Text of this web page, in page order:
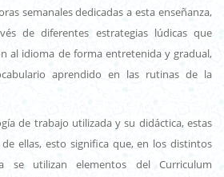
semanales dedicadas a esta enseñanza,
de diferentes estrategias lúdicas que
al idioma de forma entretenida y gradual,
aprendido en las rutinas de la
de trabajo utilizada y su didáctica, estas
ellas, esto significa que, en los distintos
se utilizan elementos del Curriculum